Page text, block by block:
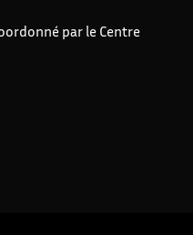
par le Centre